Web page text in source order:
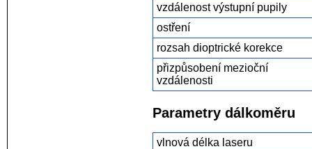
vzdálenost výstupní pupily
ostření
rozsah dioptrické korekce
přizpůsobení mezioční
vzdálenosti
Parametry dálkoměru
vlnová délka laseru